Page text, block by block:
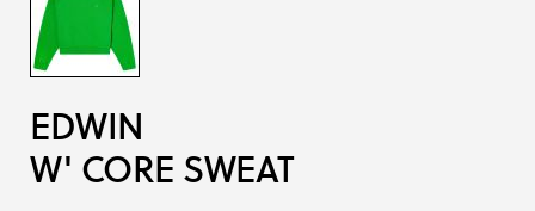
EDWIN
W' CORE SWEAT